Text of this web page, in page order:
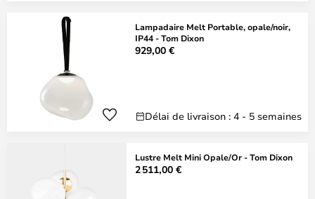
Lampadaire Melt Portable, opale/noir,
IP44 - Tom Dixon
929,00 €
Délai de livraison : 4 - 5 semaines
Lustre Melt Mini Opale/Or - Tom Dixon
2 511,00 €